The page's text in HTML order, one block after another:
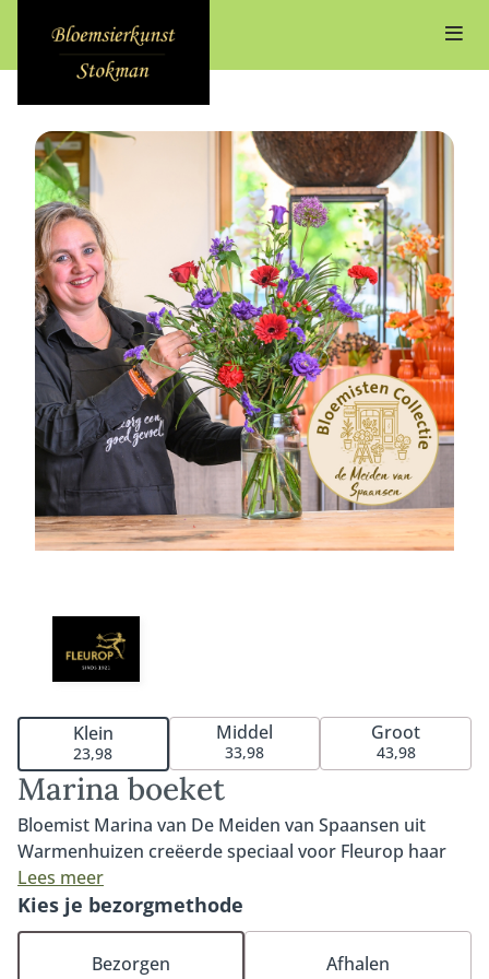
Marina boeket
Bloemist Marina van De Meiden van Spaansen uit
Warmenhuizen creëerde speciaal voor Fleurop haar
eigen unieke boeket. Een kleurrijke en vrolijke bos. Een
echt 'Marina-boeket' door de hoog-laagschikking en
de dieppaarse en knalrode kleurcombinatie. Kleurrijk,
contrastvol en sterk. Fantastisch om jezelf cadeau te
Lees meer
Klein
23,98
Middel
33,98
Groot
43,98
Kies je bezorgmethode
Bezorgen Afhalen